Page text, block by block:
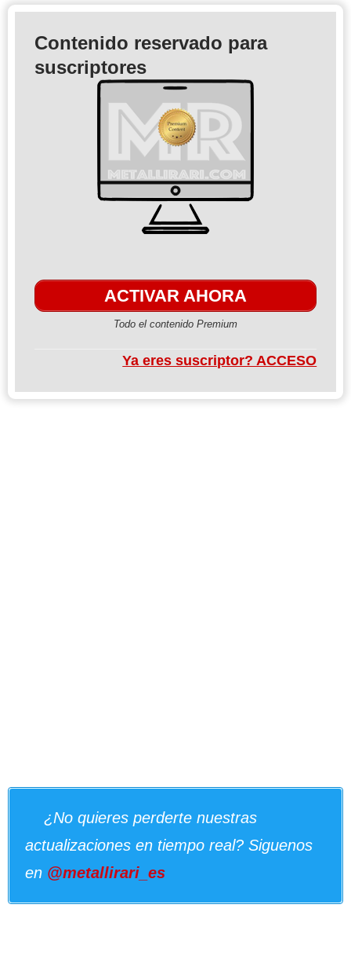
Contenido reservado para
suscriptores
ACTIVAR AHORA
Todo el contenido Premium
Ya eres suscriptor? ACCESO
¿No quieres perderte nuestras
actualizaciones en tiempo real? Siguenos
en @metallirari_es